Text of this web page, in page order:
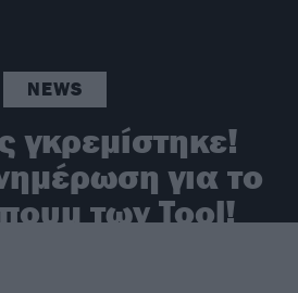
NEWS
γκρεμίστηκε!
για το
των Tool!